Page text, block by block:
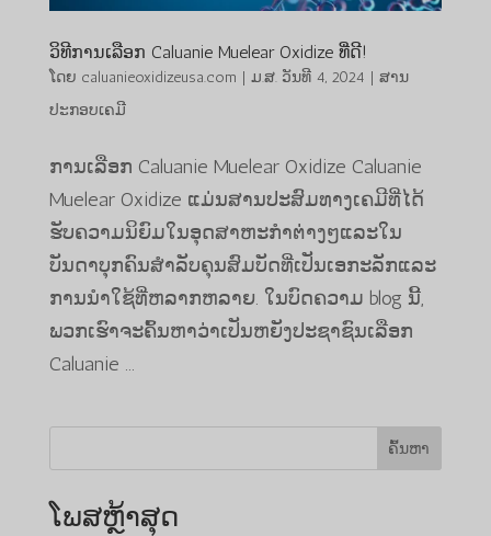
ວິທີການເລືອກ Caluanie Muelear Oxidize ທີ່ດີ!
ໂດຍ caluanieoxidizeusa.com | ມ.ສ. ວັນທີ 4, 2024 | ສານ
ປະກອບເຄມີ
ການເລືອກ Caluanie Muelear Oxidize Caluanie
Muelear Oxidize ແມ່ນສານປະສົມທາງເຄມີທີ່ໄດ້
ຮັບຄວາມນິຍົມໃນອຸດສາຫະກໍາຕ່າງໆແລະໃນ
ບັນດາບຸກຄົນສໍາລັບຄຸນສົມບັດທີ່ເປັນເອກະລັກແລະ
ການນໍາໃຊ້ທີ່ຫລາກຫລາຍ. ໃນບົດຄວາມ blog ນີ້,
ພວກເຮົາຈະຄົ້ນຫາວ່າເປັນຫຍັງປະຊາຊົນເລືອກ
Caluanie ...
ຄົ້ນຫາ
ໂພສຫຼ້າສຸດ